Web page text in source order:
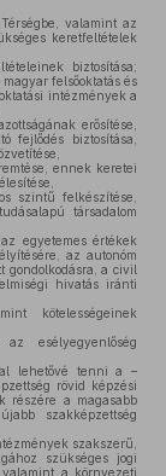
valamint az
keretfeltételek
biztosítása;
felsőoktatás és
intézmények a
erősítése,
fejlődés biztosítása,
ennek keretei
szintű felkészítése,
társadalom
egyetemes értékek
az autonóm
gondolkodásra, a civil
hivatás iránti
kötelességeinek
esélyegyenlőség
lehetővé tenni a –
rövid képzési
részére a magasabb
szakképzettség
szakszerű,
szükséges jogi
a környezeti